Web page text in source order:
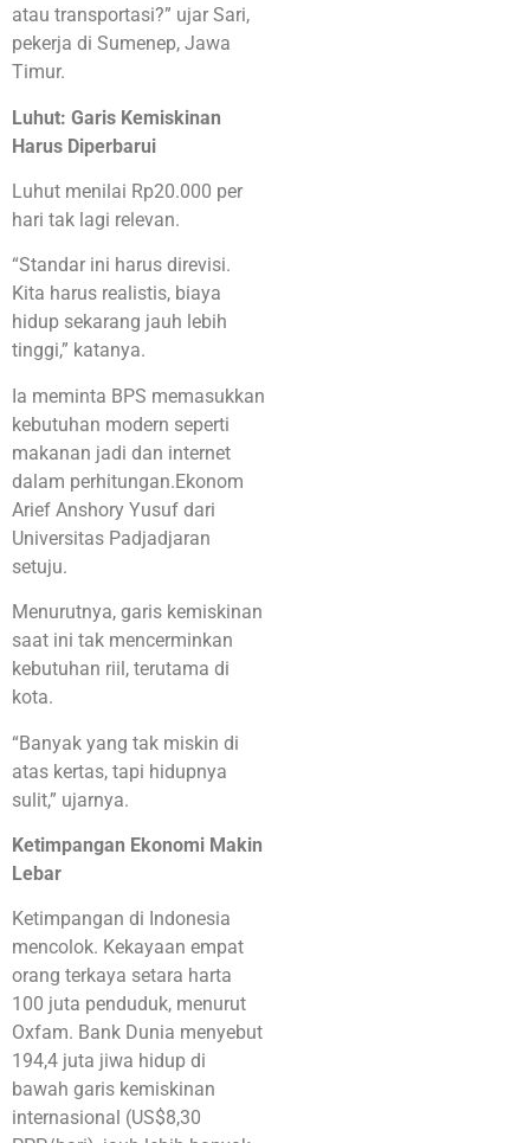
atau transportasi?” ujar Sari,
pekerja di Sumenep, Jawa
Timur.
Luhut: Garis Kemiskinan
Harus Diperbarui
Luhut menilai Rp20.000 per
hari tak lagi relevan.
“Standar ini harus direvisi.
Kita harus realistis, biaya
hidup sekarang jauh lebih
tinggi,” katanya.
Ia meminta BPS memasukkan
kebutuhan modern seperti
makanan jadi dan internet
dalam perhitungan.Ekonom
Arief Anshory Yusuf dari
Universitas Padjadjaran
setuju.
Menurutnya, garis kemiskinan
saat ini tak mencerminkan
kebutuhan riil, terutama di
kota.
“Banyak yang tak miskin di
atas kertas, tapi hidupnya
sulit,” ujarnya.
Ketimpangan Ekonomi Makin
Lebar
Ketimpangan di Indonesia
mencolok. Kekayaan empat
orang terkaya setara harta
100 juta penduduk, menurut
Oxfam. Bank Dunia menyebut
194,4 juta jiwa hidup di
bawah garis kemiskinan
internasional (US$8,30